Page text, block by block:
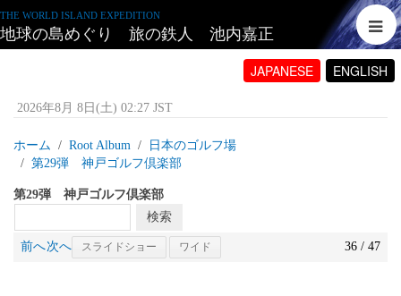
THE WORLD ISLAND EXPEDITION
地球の島めぐり 旅の鉄人 池内嘉正
JAPANESE ENGLISH
2026年8月 8日(土) 02:27 JST
ホーム Root Album
日本のゴルフ場
第29弾 神戸ゴルフ倶楽部
第29弾 神戸ゴルフ倶楽部
前へ次へ スライドショー ワイド 36 / 47